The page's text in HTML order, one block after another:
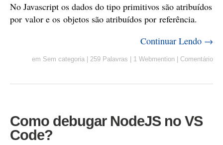
No Javascript os dados do tipo primitivos são atribuídos
por valor e os objetos são atribuídos por referência.
Continuar Lendo →
em Sem categoria 259 Palavras 1 Webmention Comentário
Como debugar NodeJS no VS
Code?